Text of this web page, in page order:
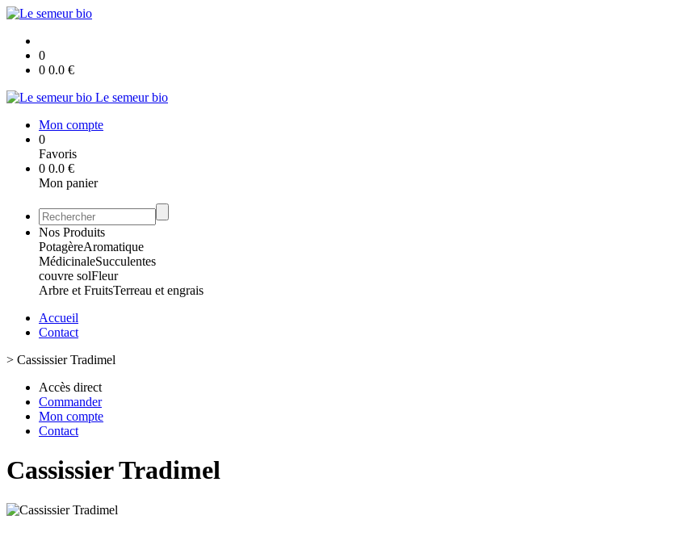
0
0 0.0 €
Le semeur bio
Mon compte
0
Favoris
0 0.0 €
Mon panier
Nos Produits
PotagèreAromatique
MédicinaleSucculentes
couvre solFleur
Arbre et FruitsTerreau et engrais
Accueil
Contact
> Cassissier Tradimel
Accès direct
Commander
Mon compte
Contact
Cassissier Tradimel